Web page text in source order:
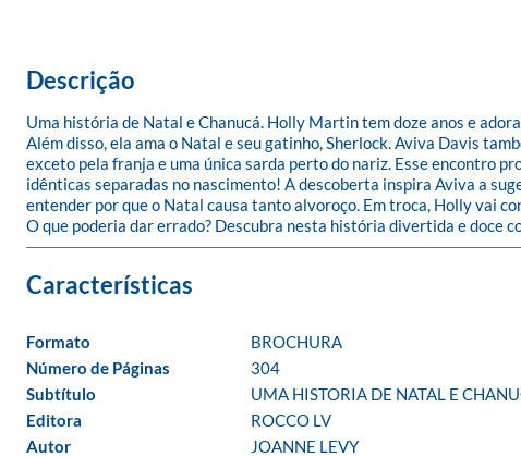
Descrição
Uma história de Natal e Chanucá. Holly Martin tem doze anos e
Além disso, ela ama o Natal e seu gatinho, Sherlock. Aviva Davis
exceto pela franja e uma única sarda perto do nariz. Esse encontro
idênticas separadas no nascimento! A descoberta inspira Aviva a
entender por que o Natal causa tanto alvoroço. Em troca, Holly vai
O que poderia dar errado? Descubra nesta história divertida e doce
Formato
BROCHURA
Número de Páginas
304
Subtítulo
UMA HISTORIA DE NATAL E
Editora
ROCCO LV
Autor
JOANNE LEVY